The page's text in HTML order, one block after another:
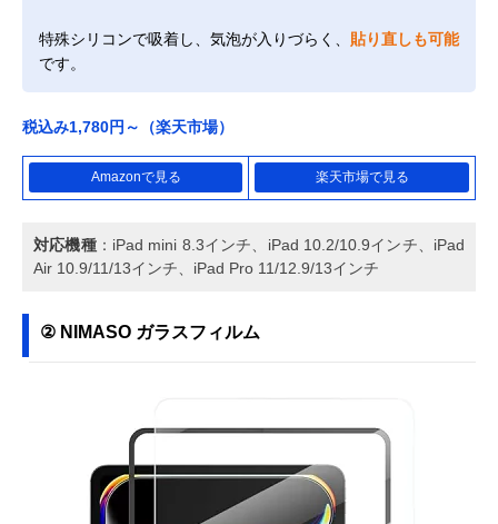
特殊シリコンで吸着し、気泡が入りづらく、 貼り直しも可能
です。
税込み1,780円～（楽天市場）
Amazonで見る 楽天市場で見る
対応機種：iPad mini 8.3インチ、iPad 10.2/10.9インチ、iPad
Air 10.9/11/13インチ、iPad Pro 11/12.9/13インチ
② NIMASO ガラスフィルム